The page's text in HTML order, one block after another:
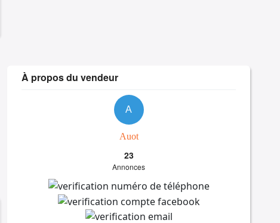
À propos du vendeur
A
Auot
23
Annonces